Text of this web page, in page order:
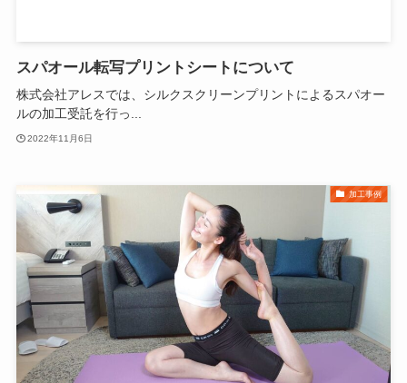
スパオール転写プリントシートについて
株式会社アレスでは、シルクスクリーンプリントによるスパオー
ルの加工受託を行っ...
2022年11月6日
加工事例